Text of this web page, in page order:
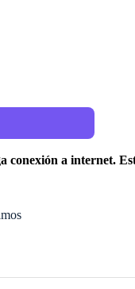
conexión a internet.